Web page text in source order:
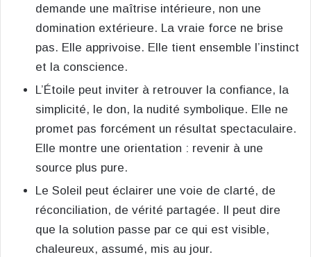
demande une maîtrise intérieure, non une
domination extérieure. La vraie force ne brise
pas. Elle apprivoise. Elle tient ensemble l’instinct
et la conscience.
L’Étoile peut inviter à retrouver la confiance, la
simplicité, le don, la nudité symbolique. Elle ne
promet pas forcément un résultat spectaculaire.
Elle montre une orientation : revenir à une
source plus pure.
Le Soleil peut éclairer une voie de clarté, de
réconciliation, de vérité partagée. Il peut dire
que la solution passe par ce qui est visible,
chaleureux, assumé, mis au jour.